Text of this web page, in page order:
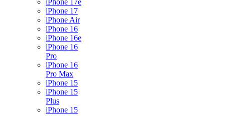
iPhone 17e
iPhone 17
iPhone Air
iPhone 16
iPhone 16e
iPhone 16
Pro
iPhone 16
Pro Max
iPhone 15
iPhone 15
Plus
iPhone 15